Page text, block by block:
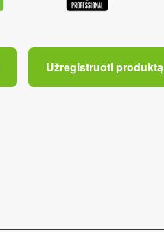
Užregistruoti produktą